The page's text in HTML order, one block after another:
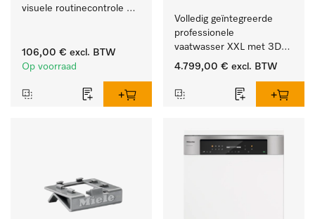
visuele routinecontrole
106,00 € excl. BTW
Op voorraad
Volledig geïntegreerde
professionele
vaatwasser XXL met 3D-
MultiFlex-besteklade voor
serviesgoed thuis en in
bedrijfs- of spoelkeukens.
4.799,00 € excl. BTW